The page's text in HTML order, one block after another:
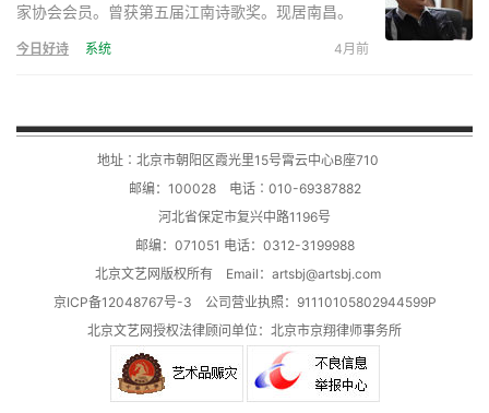
家协会会员。曾获第五届江南诗歌奖。现居南昌。
今日好诗 系统 4月前
地址∶北京市朝阳区霞光里15号霄云中心B座710
邮编：100028 电话∶010-69387882
河北省保定市复兴中路1196号
邮编：071051 电话：0312-3199988
北京文艺网版权所有 Email： artsbj@artsbj.com
京ICP备12048767号-3 公司营业执照：91110105802944599P
北京文艺网授权法律顾问单位： 北京市京翔律师事务所